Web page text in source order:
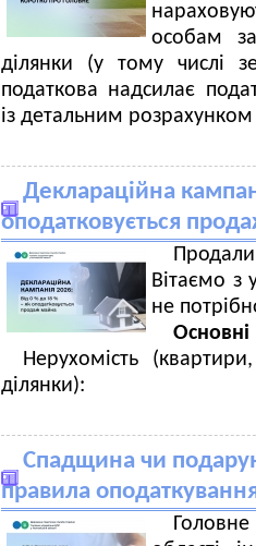
особам
ділянки (у тому числі
податкова надсилає
із детальним
Деклараційна
оподатковується
Вітаємо з
не
Нерухомість
ділянки):
Спадщина чи
правила